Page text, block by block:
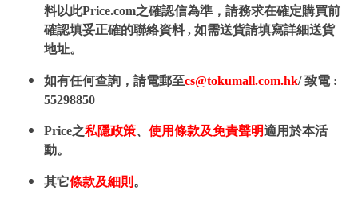
料以此Price.com之確認信為準，請務求在確定購買前
確認填妥正確的聯絡資料 , 如需送貨請填寫詳細送貨
地址。
如有任何查詢，請電郵至cs@tokumall.com.hk/ 致電 :
55298850
Price之私隱政策、 使用條款及免責聲明適用於本活
動。
其它條款及細則 。